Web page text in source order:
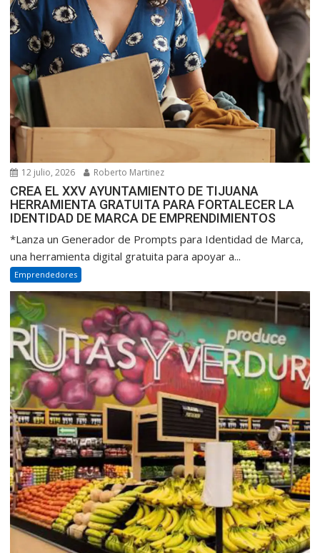
12 julio, 2026 Roberto Martinez
CREA EL XXV AYUNTAMIENTO DE TIJUANA
HERRAMIENTA GRATUITA PARA FORTALECER LA
IDENTIDAD DE MARCA DE EMPRENDIMIENTOS
*Lanza un Generador de Prompts para Identidad de Marca,
una herramienta digital gratuita para apoyar a...
Emprendedores